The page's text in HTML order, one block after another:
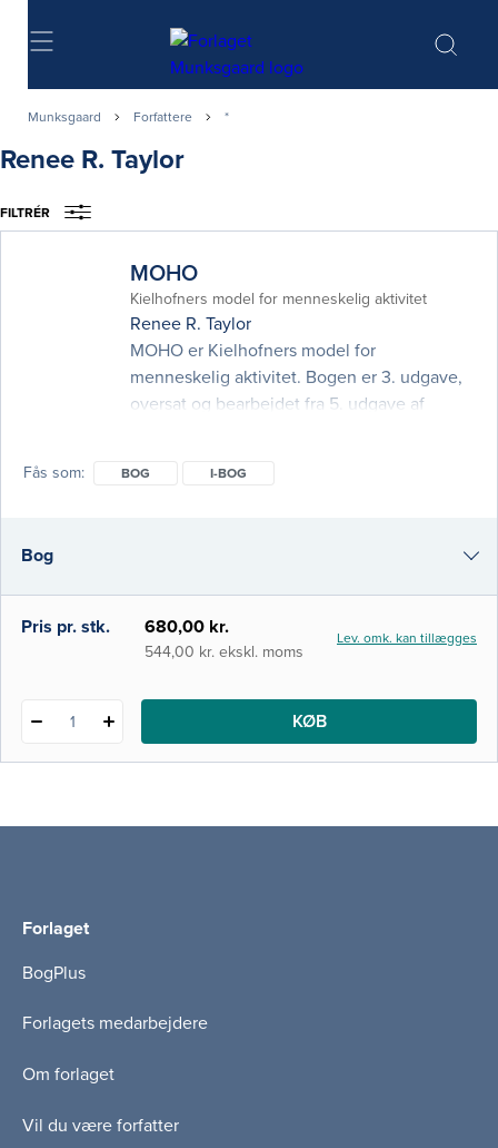
Søg
Munksgaard Forfattere *
Renee R. Taylor
FILTRÉR
MOHO
Kielhofners model for menneskelig aktivitet
Renee R. Taylor
MOHO er Kielhofners model for
menneskelig aktivitet. Bogen er 3. udgave,
oversat og bearbejdet fra 5. udgave af
vanedannelse, udøvelseskapacitet og
det dynamiske og gensidige samspil mellem
dem. Bogen er inddelt i fire afsnit, de
Fås som BOG I-BOG
Bog
i-bog
Pris pr. stk. 680,00 kr.
544,00 kr. ekskl. moms
Lev. omk. kan tillægges
1 KØB
Forlaget
BogPlus
Forlagets medarbejdere
Om forlaget
Vil du være forfatter